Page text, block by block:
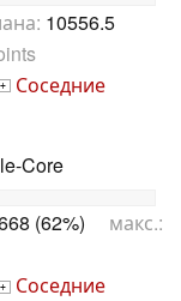
10556.5
+ Соседние
Core
(62%) макс.:
+ Соседние